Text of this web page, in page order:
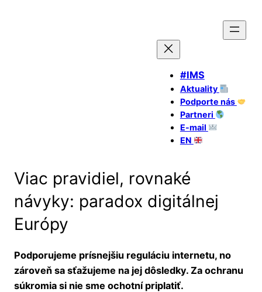
#IMS
Aktuality
Podporte nás
Partneri
E-mail
EN
Viac pravidiel, rovnaké
návyky: paradox digitálnej
Európy
Podporujeme prísnejšiu reguláciu internetu, no
zároveň sa sťažujeme na jej dôsledky. Za ochranu
súkromia si nie sme ochotní priplatiť.